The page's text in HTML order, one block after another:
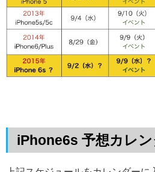
iPhone6s 予想カレ